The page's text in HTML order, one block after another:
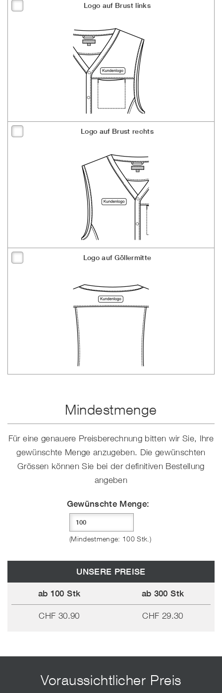
Logo auf Brust links
Logo auf Brust rechts
Logo auf Göllermitte
Mindestmenge
Für eine genauere Preisberechnung bitten wir Sie, Ihre
gewünschte Menge anzugeben. Die gewünschten
Grössen können Sie bei der definitiven Bestellung
angeben
Gewünschte Menge:
(Mindestmenge: 100 Stk.)
UNSERE PREISE
ab 100 Stk ab 300 Stk
CHF 30.90 CHF 29.30
Voraussichtlicher Preis